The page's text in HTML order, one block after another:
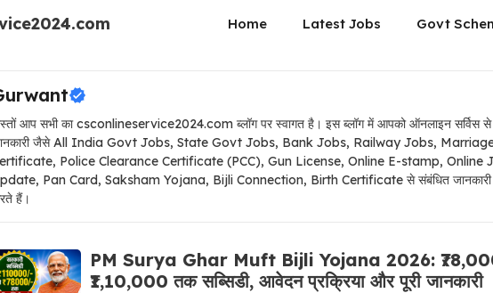
Home Latest Jobs Govt
आप सभी का csconlineservice2024.com ब्लॉग पर स्वागत है। इस ब्लॉग में आपको ऑनलाइन सर्विस
जैसे All India Govt Jobs, State Govt Jobs, Bank Jobs, Railway Jobs,
Police Clearance Certificate (PCC), Gun License, Online E-stamp, Online
Pan Card, Saksham Yojana, Bijli Connection, Birth Certificate से संबंधित जानकारी
हैं।
PM Surya Ghar Muft Bijli Yojana 2026:
₹1,10,000 तक सब्सिडी, आवेदन प्रक्रिया और पूरी जानकारी